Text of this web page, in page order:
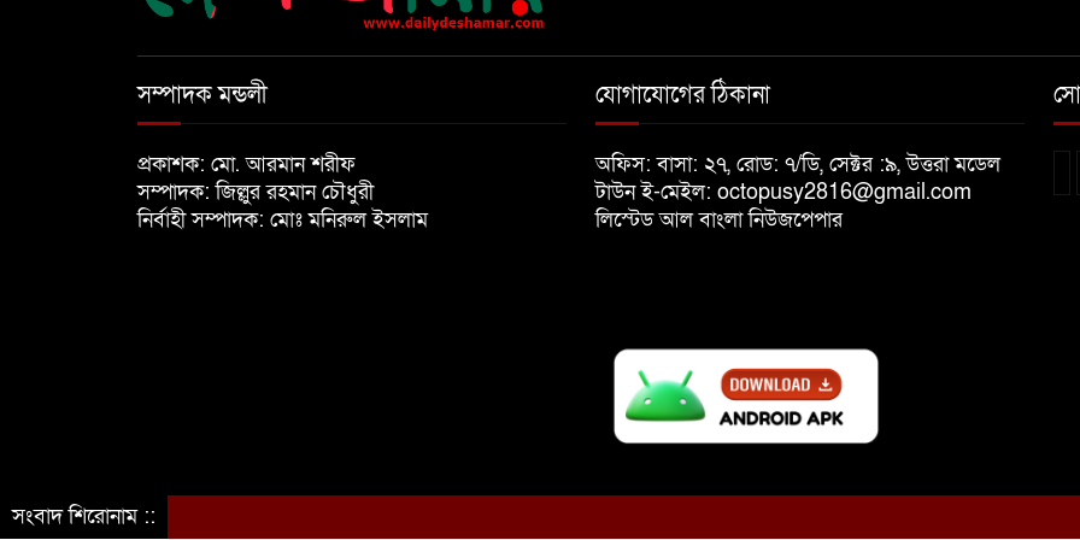
৬
সম্পাদক মন্ডলী
প্রকাশক: মো. আরমান শরীফ
সম্পাদক: জিল্লুর রহমান চৌধুরী
নির্বাহী সম্পাদক: মোঃ মনিরুল ইসলাম
যোগাযোগের ঠিকানা
অফিস: বাসা: ২৭, রোড: ৭/ডি, সেক্টর :৯, উত্তরা মডেল
টাউন ই-মেইল: octopusy2816@gmail.com
লিস্টেড আল বাংলা নিউজপেপার
সংবাদ শিরোনাম ::